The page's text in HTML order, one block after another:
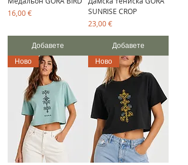
Цена
16,00 €
Добавете
SUNRISE CROP
Цена
23,00 €
Добавете
Ново
Ново